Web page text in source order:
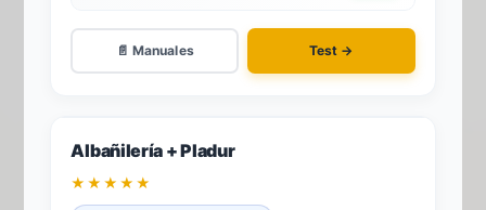
📄 Manuales Test →
2 TÍTULOS · 1 TEST
Albañilería + Pladur
★★★★★